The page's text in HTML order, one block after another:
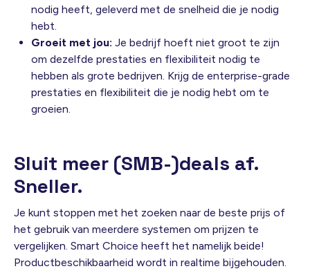
nodig heeft, geleverd met de snelheid die je nodig
hebt.
Groeit met jou: Je bedrijf hoeft niet groot te zijn
om dezelfde prestaties en flexibiliteit nodig te
hebben als grote bedrijven. Krijg de enterprise-grade
prestaties en flexibiliteit die je nodig hebt om te
groeien.
Sluit meer (SMB-)deals af.
Sneller.
Je kunt stoppen met het zoeken naar de beste prijs of
het gebruik van meerdere systemen om prijzen te
vergelijken. Smart Choice heeft het namelijk beide!
Productbeschikbaarheid wordt in realtime bijgehouden.